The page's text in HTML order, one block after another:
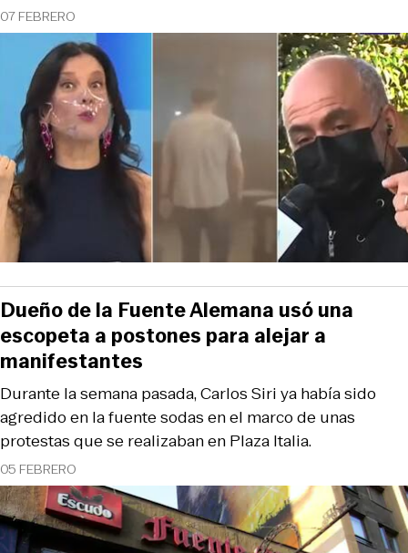
07 FEBRERO
05 FEBRERO
Durante la semana pasada, Carlos Siri ya había sido
agredido en la fuente sodas en el marco de unas
protestas que se realizaban en Plaza Italia.
Dueño de la Fuente Alemana usó una
escopeta a postones para alejar a
manifestantes